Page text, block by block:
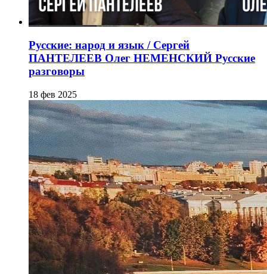
Русские: народ и язык / Сергей
ПАНТЕЛЕЕВ Олег НЕМЕНСКИЙ Русские
разговоры
18 фев 2025